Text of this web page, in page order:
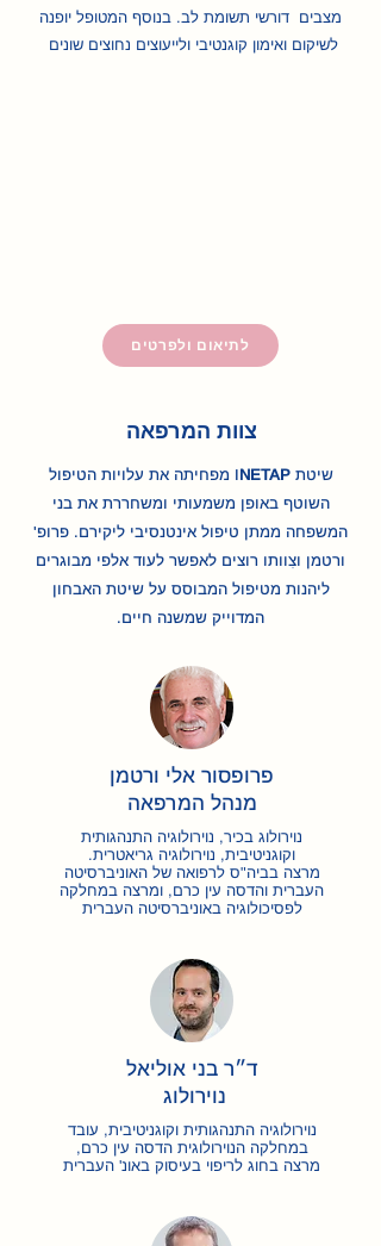
מצבים דורשי תשומת לב. בנוסף המטופל יופנה
לשיקום ואימון קוגנטיבי ולייעוצים נחוצים שונים
לתיאום ולפרטים
צוות המרפאה
שיטת INETAP
מפחיתה את עלויות הטיפול
השוטף באופן משמעותי ומשחררת את בני
המשפחה ממתן טיפול אינטנסיבי ליקירם. פרופ'
ורטמן וצִוותו רוצים לאפשר לעוד אלפי מבוגרים
ליהנות מטיפול המבוסס על שיטת האבחון
המדוייק שמשנה חיים.
פרופסור אלי ורטמן
מנהל המרפאה
נוירולוג בכיר, נוירולוגיה התנהגותית
וקוגניטיבית, נוירולוגיה גריאטרית.
מרצה בביה"ס לרפואה של האוניברסיטה
העברית והדסה עין כרם, ומרצה במחלקה
לפסיכולוגיה באוניברסיטה העברית
ד״ר בני אוליאל
נוירולוג
נוירולוגיה התנהגותית וקוגניטיבית, עובד
במחלקה הנוירולוגית הדסה עין כרם,
מרצה בחוג לריפוי בעיסוק באונ' העברית